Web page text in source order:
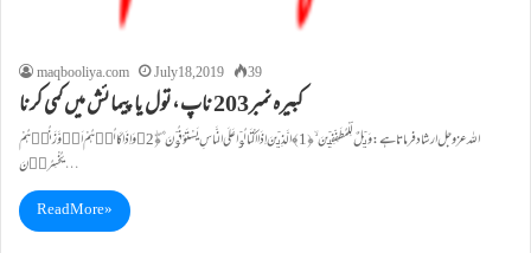
maqbooliya.com July 18, 2019 39
کبيرہ نمبر203 ناپ ،تول یاپیمائش میں کمی کرنا
یُخْسِرُوۡنَ…
Read More »